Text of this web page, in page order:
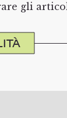
gli